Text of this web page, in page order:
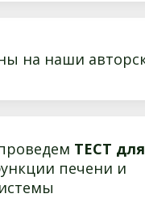
на наши
ТЕСТ для
печени и